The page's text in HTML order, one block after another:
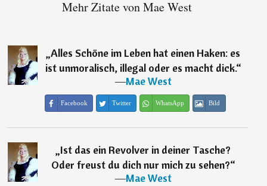
Mehr Zitate von Mae West
„Alles Schöne im Leben hat einen Haken: es
ist unmoralisch, illegal oder es macht dick.“
―Mae West
Facebook Twitter WhatsApp Bild
„Ist das ein Revolver in deiner Tasche?
Oder freust du dich nur mich zu sehen?“
―Mae West